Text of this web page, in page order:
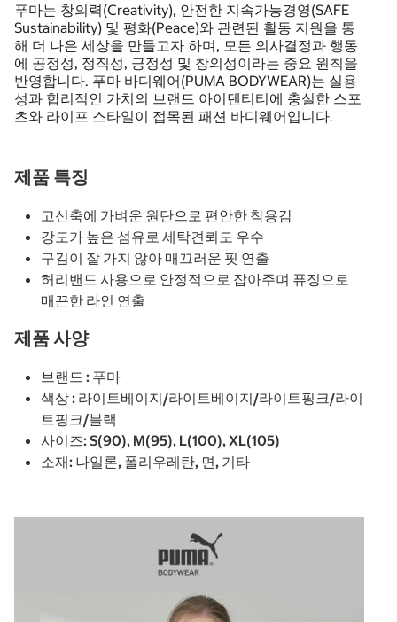
푸마는 창의력(Creativity), 안전한 지속가능경영(SAFE
Sustainability) 및 평화(Peace)와 관련된 활동 지원을 통
해 더 나은 세상을 만들고자 하며, 모든 의사결정과 행동
에 공정성, 정직성, 긍정성 및 창의성이라는 중요 원칙을
반영합니다. 푸마 바디웨어(PUMA BODYWEAR)는 실용
성과 합리적인 가치의 브랜드 아이덴티티에 충실한 스포
츠와 라이프 스타일이 접목된 패션 바디웨어입니다.
제품 특징
고신축에 가벼운 원단으로 편안한 착용감
강도가 높은 섬유로 세탁견뢰도 우수
구김이 잘 가지 않아 매끄러운 핏 연출
허리밴드 사용으로 안정적으로 잡아주며 퓨징으로
매끈한 라인 연출
제품 사양
브랜드 : 푸마
색상 : 라이트베이지/라이트베이지/라이트핑크/라이
트핑크/블랙
사이즈: S(90), M(95), L(100), XL(105)
소재: 나일론, 폴리우레탄, 면, 기타